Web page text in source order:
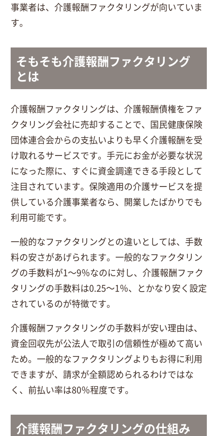
事業者は、介護報酬ファクタリングが向いていま
す。
そもそも介護報酬ファクタリング
とは
介護報酬ファクタリングは、介護報酬債権をファ
クタリング会社に売却することで、国民健康保険
団体連合会からの支払いよりも早く介護報酬を受
け取れるサービスです。手元にお金が必要な状況
になった際に、すぐに資金調達できる手段として
注目されています。保険適用の介護サービスを提
供している介護事業者なら、開業したばかりでも
利用可能です。
一般的なファクタリングとの違いとしては、手数
料の安さがあげられます。一般的なファクタリン
グの手数料が1～9％なのに対し、介護報酬ファク
タリングの手数料は0.25～1％、とかなり安く設定
されているのが特徴です。
介護報酬ファクタリングの手数料が安い理由は、
資金回収先が公法人で取引の信頼性が極めて高い
ため。一般的なファクタリングよりもお得に利用
できますが、請求が全額認められるわけではな
く、前払い率は80％程度です。
介護報酬ファクタリングの仕組み